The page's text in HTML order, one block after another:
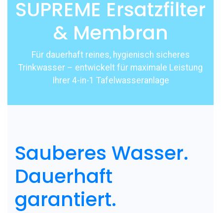
SUPREME Ersatzfilter
& Membran
Für dauerhaft reines, hygienisch sicheres
Trinkwasser – entwickelt für maximale Leistung
Ihrer 4-in-1 Tafelwasseranlage
Sauberes Wasser.
Dauerhaft
garantiert.